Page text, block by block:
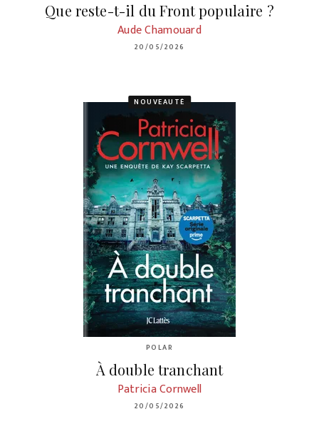
Que reste-t-il du Front populaire ?
Aude Chamouard
20/05/2026
NOUVEAUTÉ
POLAR
À double tranchant
Patricia Cornwell
20/05/2026